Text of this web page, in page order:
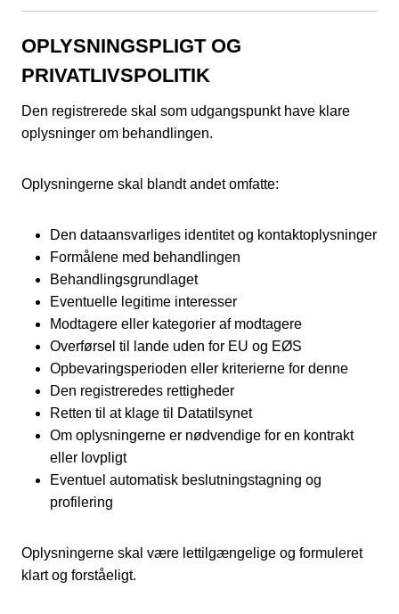
OPLYSNINGSPLIGT OG
PRIVATLIVSPOLITIK
Den registrerede skal som udgangspunkt have klare
oplysninger om behandlingen.
Oplysningerne skal blandt andet omfatte:
Den dataansvarliges identitet og kontaktoplysninger
Formålene med behandlingen
Behandlingsgrundlaget
Eventuelle legitime interesser
Modtagere eller kategorier af modtagere
Overførsel til lande uden for EU og EØS
Opbevaringsperioden eller kriterierne for denne
Den registreredes rettigheder
Retten til at klage til Datatilsynet
Om oplysningerne er nødvendige for en kontrakt
eller lovpligt
Eventuel automatisk beslutningstagning og
profilering
Oplysningerne skal være lettilgængelige og formuleret
klart og forståeligt.